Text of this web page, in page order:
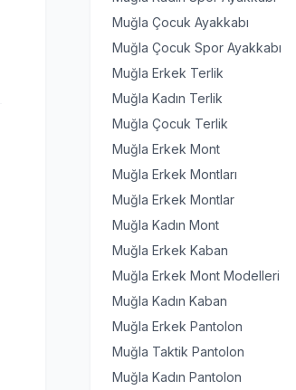
Muğla Çocuk Ayakkabı
Muğla Çocuk Spor Ayakkabı
Muğla Erkek Terlik
Muğla Kadın Terlik
Muğla Çocuk Terlik
Muğla Erkek Mont
Muğla Erkek Montları
Muğla Erkek Montlar
Muğla Kadın Mont
Muğla Erkek Kaban
Muğla Erkek Mont Modelleri
Muğla Kadın Kaban
Muğla Erkek Pantolon
Muğla Taktik Pantolon
Muğla Kadın Pantolon